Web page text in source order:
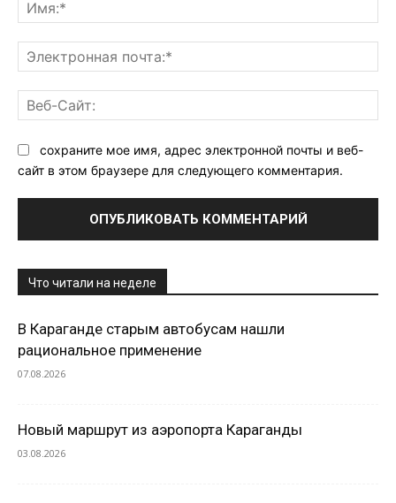
сохраните мое имя, адрес электронной почты и веб-
сайт в этом браузере для следующего комментария.
Что читали на неделе
В Караганде старым автобусам нашли
рациональное применение
07.08.2026
Новый маршрут из аэропорта Караганды
03.08.2026